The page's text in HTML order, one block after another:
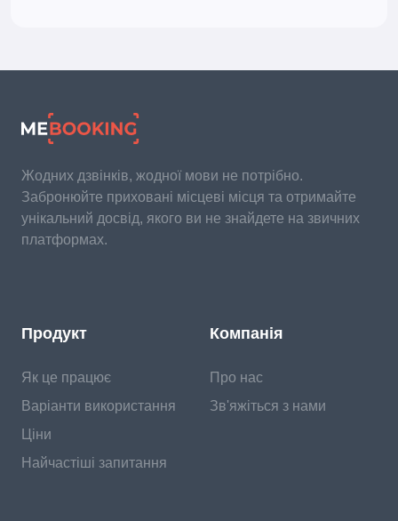
Жодних дзвінків, жодної мови не потрібно.
Забронюйте приховані місцеві місця та отримайте
унікальний досвід, якого ви не знайдете на звичних
платформах.
Продукт
Як це працює
Варіанти використання
Ціни
Найчастіші запитання
Компанія
Про нас
Зв'яжіться з нами